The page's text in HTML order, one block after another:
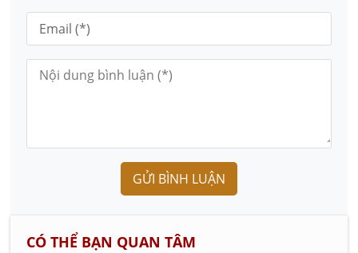
GỬI BÌNH LUẬN
CÓ THỂ BẠN QUAN TÂM